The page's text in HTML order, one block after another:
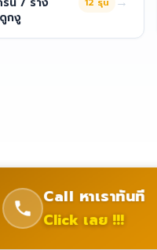
กงู
Call หาเราทันที
Click เลย !!!